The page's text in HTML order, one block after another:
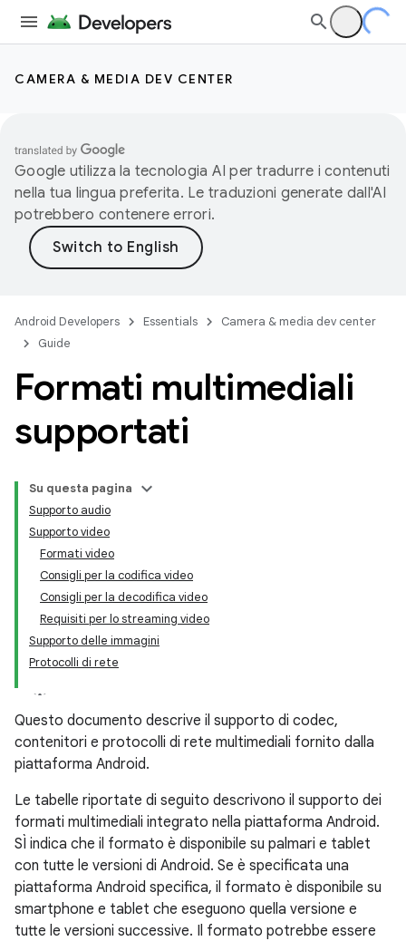
CAMERA & MEDIA DEV CENTER
Google utilizza la tecnologia AI per tradurre i contenuti
nella tua lingua preferita. Le traduzioni generate dall'AI
potrebbero contenere errori.
Android Developers Essentials
Camera & media dev center
Guide
Formati multimediali
supportati
Su questa pagina
Supporto audio
Supporto video
Formati video
Consigli per la codifica video
Consigli per la decodifica video
Requisiti per lo streaming video
Supporto delle immagini
Protocolli di rete
Questo documento descrive il supporto di codec,
contenitori e protocolli di rete multimediali fornito dalla
piattaforma Android.
Le tabelle riportate di seguito descrivono il supporto dei
formati multimediali integrato nella piattaforma Android.
SÌ indica che il formato è disponibile su palmari e tablet
con tutte le versioni di Android. Se è specificata una
piattaforma Android specifica, il formato è disponibile su
smartphone e tablet che eseguono quella versione e
tutte le versioni successive. Il formato potrebbe essere